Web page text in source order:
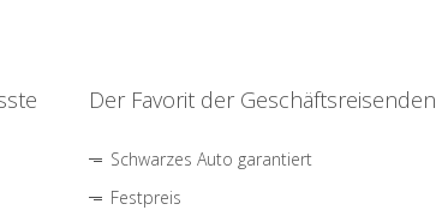
Der Favorit der Geschäftsreisenden
Schwarzes Auto garantiert
Festpreis